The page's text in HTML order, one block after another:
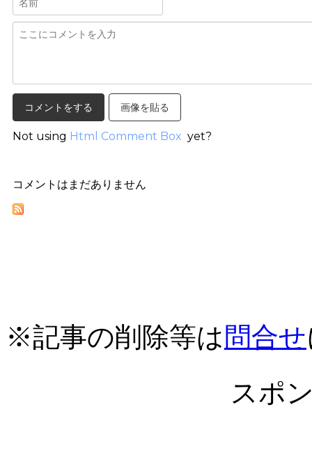
画像を貼る
Not using Html Comment Box yet?
コメントはまだありません
※記事の削除等は 問合せ
スポ